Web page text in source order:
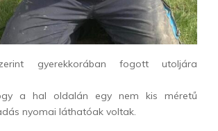
gyerekkorában fogott utoljára
a hal oldalán egy nem kis méretű
nyomai láthatóak voltak.